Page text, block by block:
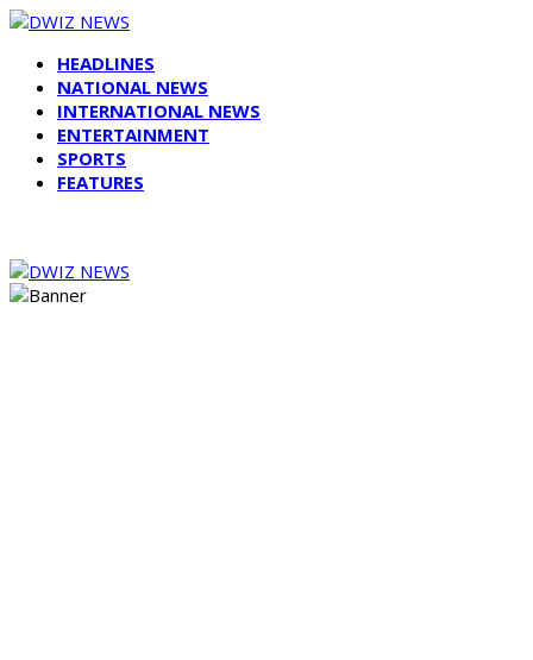
HEADLINES
NATIONAL NEWS
INTERNATIONAL NEWS
ENTERTAINMENT
SPORTS
FEATURES